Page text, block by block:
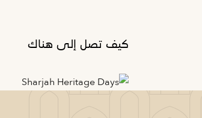
كيف تصل إلى هناك